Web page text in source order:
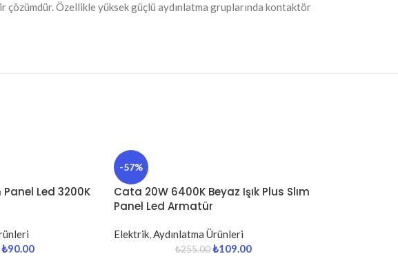
çözümdür. Özellikle yüksek güçlü aydınlatma gruplarında kontaktör
Panel Led 3200K
₺90.00
-57%
Cata 20W 6400K Beyaz Işık Plus Slım
Panel Led Armatür
Elektrik,Aydınlatma Ürünleri
₺255.00 ₺109.00